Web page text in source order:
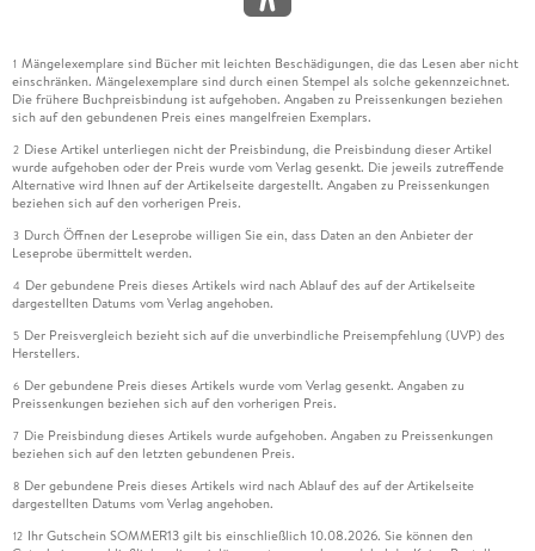
1 Mängelexemplare sind Bücher mit leichten Beschädigungen, die das Lesen aber nicht
einschränken. Mängelexemplare sind durch einen Stempel als solche gekennzeichnet.
Die frühere Buchpreisbindung ist aufgehoben. Angaben zu Preissenkungen beziehen
sich auf den gebundenen Preis eines mangelfreien Exemplars.
2 Diese Artikel unterliegen nicht der Preisbindung, die Preisbindung dieser Artikel
wurde aufgehoben oder der Preis wurde vom Verlag gesenkt. Die jeweils zutreffende
Alternative wird Ihnen auf der Artikelseite dargestellt. Angaben zu Preissenkungen
beziehen sich auf den vorherigen Preis.
3 Durch Öffnen der Leseprobe willigen Sie ein, dass Daten an den Anbieter der
Leseprobe übermittelt werden.
4 Der gebundene Preis dieses Artikels wird nach Ablauf des auf der Artikelseite
dargestellten Datums vom Verlag angehoben.
5 Der Preisvergleich bezieht sich auf die unverbindliche Preisempfehlung (UVP) des
Herstellers.
6 Der gebundene Preis dieses Artikels wurde vom Verlag gesenkt. Angaben zu
Preissenkungen beziehen sich auf den vorherigen Preis.
7 Die Preisbindung dieses Artikels wurde aufgehoben. Angaben zu Preissenkungen
beziehen sich auf den letzten gebundenen Preis.
8 Der gebundene Preis dieses Artikels wird nach Ablauf des auf der Artikelseite
dargestellten Datums vom Verlag angehoben.
12 Ihr Gutschein SOMMER13 gilt bis einschließlich 10.08.2026. Sie können den